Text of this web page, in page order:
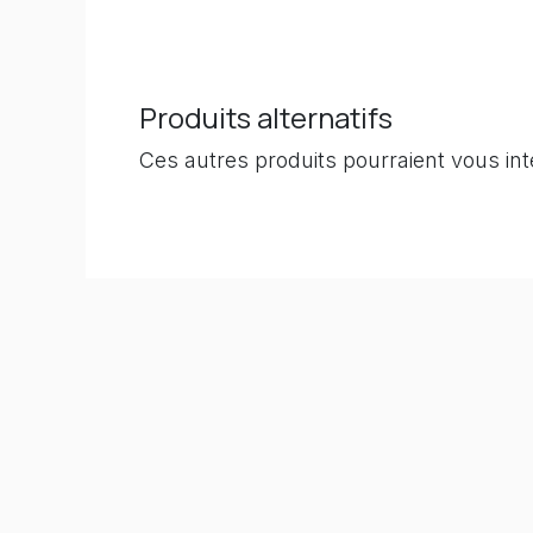
Produits alternatifs
Ces autres produits pourraient vous